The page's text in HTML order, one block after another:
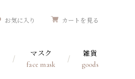
お気に入り カートを見る
マスク
face mask
雑貨
goods